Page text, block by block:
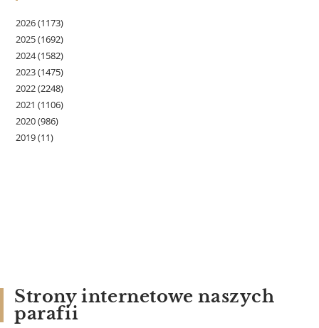
2026(1173)
2025(1692)
2024(1582)
2023(1475)
2022(2248)
2021 (1106)
2020(986)
2019(11)
Strony internetowe naszych
parafii